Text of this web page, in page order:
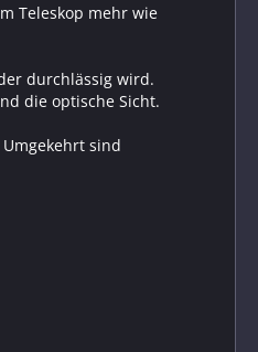
Teleskop mehr wie
durchlässig wird.
die optische Sicht.
sind